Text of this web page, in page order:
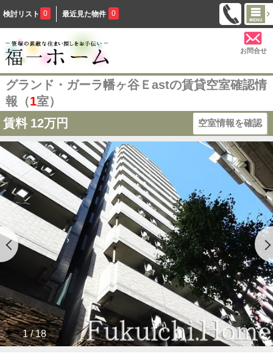
検討リスト 0 最近見た物件 0
お問合せ
グランド・ガーラ幡ヶ谷Ｅastの賃貸空室確認情
報（1室）
賃料 12万円 空室情報を確認
1 / 18